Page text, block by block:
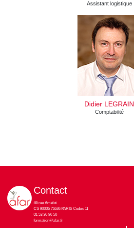
Assistant logistique
Didier LEGRAIN
Comptabilité
Contact
46 rue Amelot
CS 90005 75536 PARIS Cedex 11
01 53 36 80 50
formation@afar.fr